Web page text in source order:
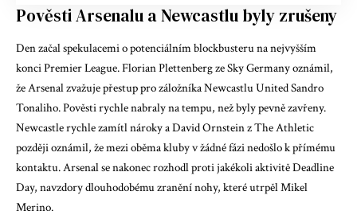
Pověsti Arsenalu a Newcastlu byly zrušeny
Den začal spekulacemi o potenciálním blockbusteru na nejvyšším
konci Premier League. Florian Plettenberg ze Sky Germany oznámil,
že Arsenal zvažuje přestup pro záložníka Newcastlu United Sandro
Tonaliho. Pověsti rychle nabraly na tempu, než byly pevně zavřeny.
Newcastle rychle zamítl nároky a David Ornstein z The Athletic
později oznámil, že mezi oběma kluby v žádné fázi nedošlo k přímému
kontaktu. Arsenal se nakonec rozhodl proti jakékoli aktivitě Deadline
Day, navzdory dlouhodobému zranění nohy, které utrpěl Mikel
Merino.